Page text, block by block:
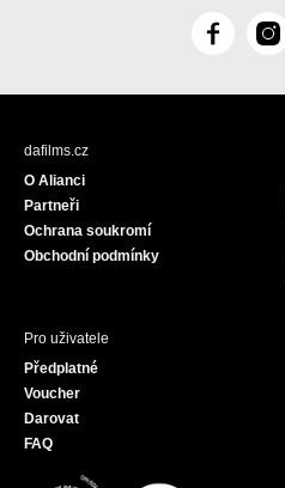
F
c
I
s
dafilms.cz
O Alianci
Partneři
Ochrana soukromí
Obchodní podmínky
Pro uživatele
Předplatné
Voucher
Darovat
FAQ